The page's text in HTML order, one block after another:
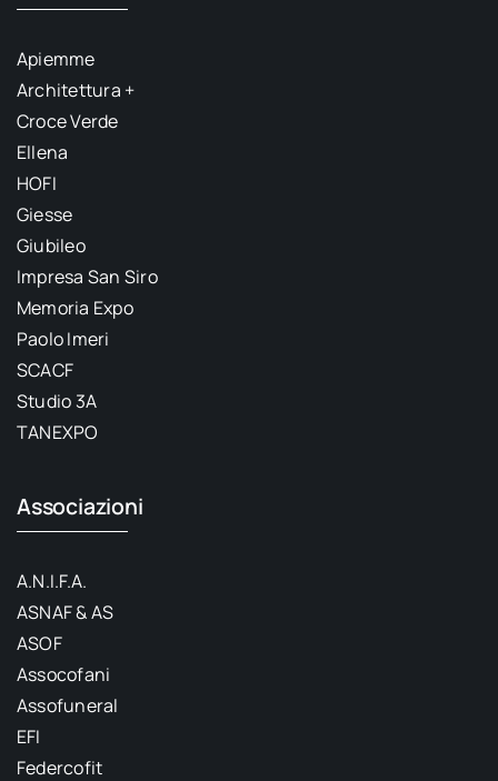
Apiemme
Architettura +
Croce Verde
Ellena
HOFI
Giesse
Giubileo
Impresa San Siro
Memoria Expo
Paolo Imeri
SCACF
Studio 3A
TANEXPO
Associazioni
A.N.I.F.A.
ASNAF & AS
ASOF
Assocofani
Assofuneral
EFI
Federcofit